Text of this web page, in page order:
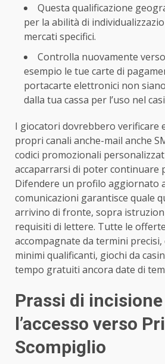
Questa qualificazione
per la abilità di
mercati specifici.
Controlla nuovamente
esempio le tue carte di
portacarte elettronici non
dalla tua cassa per l’uso nel
I giocatori dovrebbero verificare
propri canali anche-mail anche
codici promozionali
accaparrarsi di poter continuare
Difendere un profilo aggiornato
comunicazioni garantisce quale
arrivino di fronte, sopra
requisiti di lettere. Tutte le
accompagnate da termini
minimi qualificanti, giochi da
tempo gratuiti ancora date di
Prassi di
l’accesso verso
Scompiglio